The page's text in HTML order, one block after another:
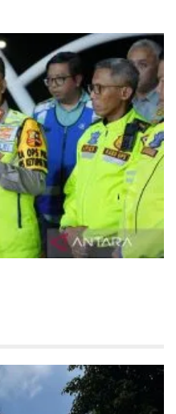
one way" nasional pada